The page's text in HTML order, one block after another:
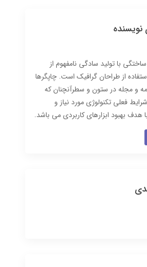
نویسنده
با تولید سادگی نامفهوم از
از طراحان گرافیک است. چاپگرها
و مجله در ستون و سطرآنچنان که
فعلی تکنولوژی مورد نیاز و
هدف بهبود ابزارهای کاربردی می باشد.